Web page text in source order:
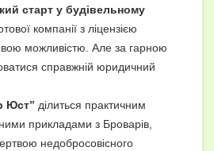
старт у будівельному
компанії з ліцензією
можливістю. Але за гарною
справжній юридичний
Юст” ділиться практичним
прикладами з Броварів,
недобросовісного